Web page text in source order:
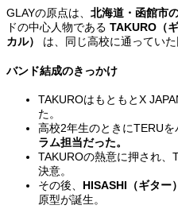
GLAYの原点は、 北海道・函館市
ドの中心人物である TAKURO（
カル）
は、同じ高校に通っていた
バンド結成のきっかけ
TAKUROはもともとX
た。
高校2年生のときにTERUを
ラム担当だった。
TAKUROの熱意に押され、
決意。
その後、 HISASHI（ギター）
原型が誕生。